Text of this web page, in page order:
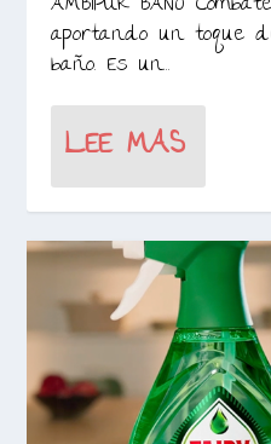
aportando un toque
baño. Es un...
LEE MAS